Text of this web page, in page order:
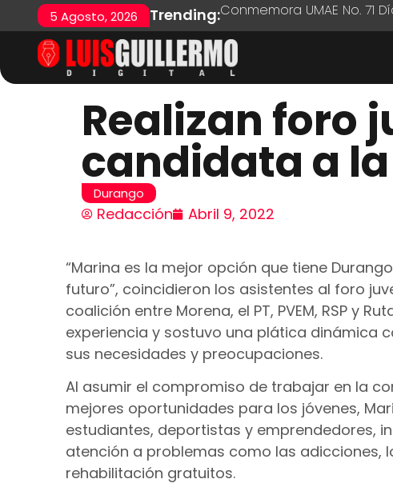
5 Agosto, 2026 Trending:Conmemora UMAE No. 71
Realizan foro
candidata a
Durango
Redacción Abril 9, 2022
“Marina es la mejor opción que tiene
futuro”, coincidieron los asistentes al foro
coalición entre Morena, el PT, PVEM, RSP y
experiencia y sostuvo una plática dinámica
sus necesidades y preocupaciones.
Al asumir el compromiso de trabajar en la
mejores oportunidades para los jóvenes,
estudiantes, deportistas y emprendedores,
atención a problemas como las adicciones,
rehabilitación gratuitos.